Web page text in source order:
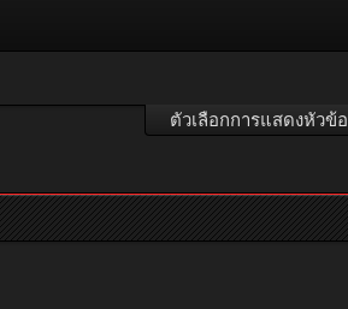
ตัวเลือกการแสดงหัวข้อ